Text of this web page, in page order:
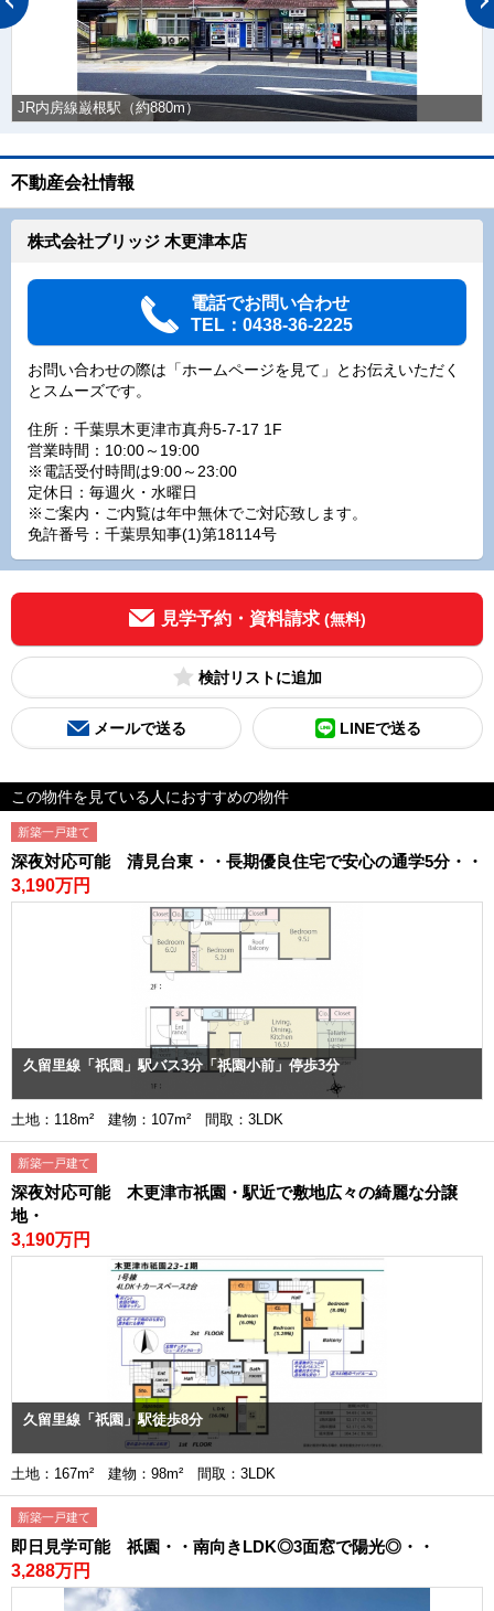
JR内房線巌根駅（約880m）
不動産会社情報
株式会社ブリッジ 木更津本店
電話でお問い合わせ
TEL：0438-36-2225
お問い合わせの際は「ホームページを見て」とお伝えいただく
とスムーズです。
住所：千葉県木更津市真舟5-7-17 1F
営業時間：10:00～19:00
※電話受付時間は9:00～23:00
定休日：毎週火・水曜日
※ご案内・ご内覧は年中無休でご対応致します。
免許番号：千葉県知事(1)第18114号
見学予約・資料請求 (無料)
検討リスト
メールで送る LINEで送る
この物件を見ている人におすすめの物件
新築一戸建て
深夜対応可能 清見台東・・長期優良住宅で安心の通学5分・・
3,190万円
久留里線「祇園」駅バス3分「祇園小前」停歩3分
土地：118m² 建物：107m² 間取：3LDK
新築一戸建て
深夜対応可能 木更津市祇園・駅近で敷地広々の綺麗な分譲
地・
3,190万円
久留里線「祇園」駅徒歩8分
土地：167m² 建物：98m² 間取：3LDK
新築一戸建て
即日見学可能 祇園・・南向きLDK◎3面窓で陽光◎・・
3,288万円